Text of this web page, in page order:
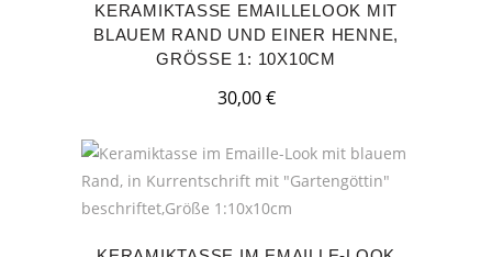
KERAMIKTASSE EMAILLELOOK MIT
BLAUEM RAND UND EINER HENNE,
GRÖSSE 1: 10X10CM
30,00€